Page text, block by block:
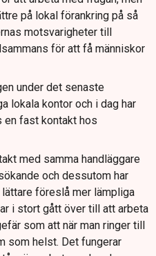
på lokal förankring på så
motsvarigheter till
för att få människor
under det senaste
lokala kontor och i dag har
en fast kontakt hos
med samma handläggare
och dessutom har
föreslå mer lämpliga
i stort gått över till att arbeta
som att när man ringer till
som helst. Det fungerar